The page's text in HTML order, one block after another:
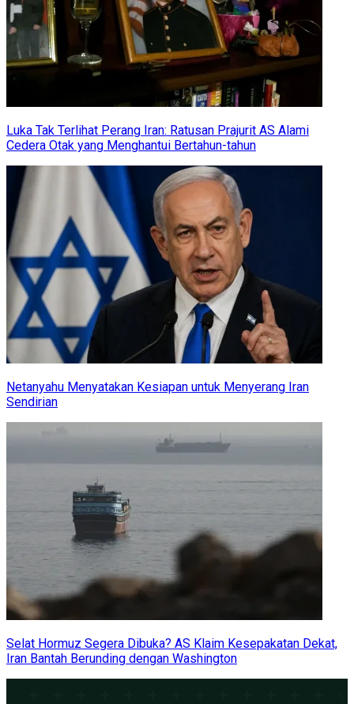
Luka Tak Terlihat Perang Iran: Ratusan Prajurit AS Alami
Cedera Otak yang Menghantui Bertahun-tahun
Netanyahu Menyatakan Kesiapan untuk Menyerang Iran
Sendirian
Selat Hormuz Segera Dibuka? AS Klaim Kesepakatan Dekat,
Iran Bantah Berunding dengan Washington